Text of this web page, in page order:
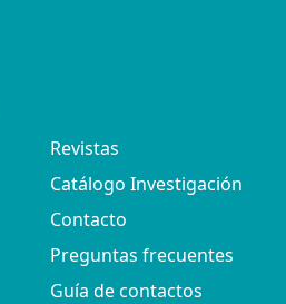
Revistas
Catálogo Investigación
Contacto
Preguntas frecuentes
Guía de contactos